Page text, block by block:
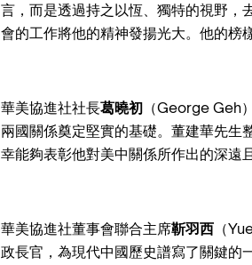
言，而是透過持之以恆、獨特的視野，
會的工作將他的精神發揚光大。他的榜
華美協進社社長葛曉初 （George Geh
兩國關係奠定堅實的基礎。董建華先生
幸能夠表彰他對美中關係所作出的深遠
華美協進社董事會聯合主席靳羽西 （
政長官，為現代中國歷史譜寫了關鍵